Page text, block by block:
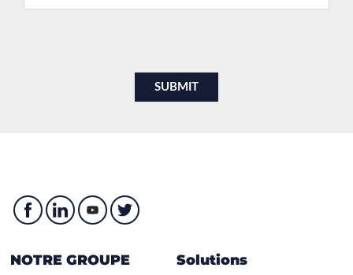
NOTRE GROUPE Solutions